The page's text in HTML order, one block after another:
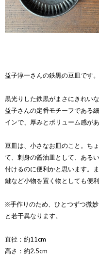
益子淳一さんの鉄黒の豆皿です。
黒光りした鉄黒がまさにきれいな
益子さんの定番モチーフである
インで、厚みとボリューム感があ
豆皿は、小さなお皿のこと。ち
て、刺身の醤油皿として、ある
付けるのに便利かと思います。
鍵など小物を置く物としても便利
※手作りのため、ひとつずつ微
と若干異なります。
直径：約11cm
高さ：約2.5cm